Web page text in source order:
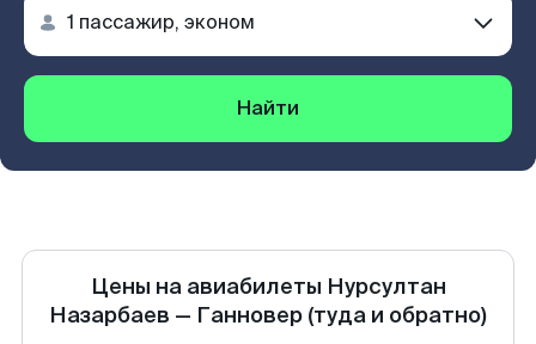
Найти
Цены на авиабилеты Нурсултан
Назарбаев — Ганновер (туда и обратно)